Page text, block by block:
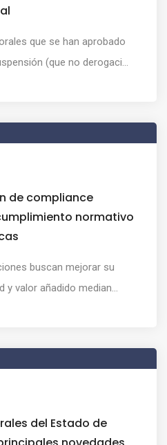
que se han aprobado
(que no derogaci...
de compliance
normativo
buscan mejorar su
y valor añadido median...
del Estado de